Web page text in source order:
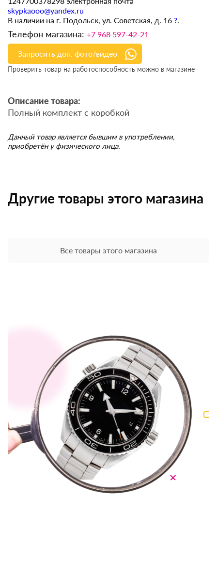
skypkaooo@yandex.ru
В наличии на г. Подольск, ул. Советская, д. 16?.
Телефон магазина:+7 968 597-42-21
Запросить доп. фото/видео
Проверить товар на работоспособность можно в магазине
Описание товара:
Полный комплект с коробкой
Данный товар является бывшим в употреблении,
приобретён у физического лица.
Другие товары этого магазина
Все товары этого магазина